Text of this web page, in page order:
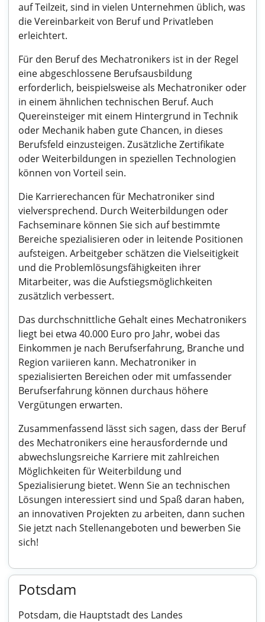
auf Teilzeit, sind in vielen Unternehmen üblich, was
die Vereinbarkeit von Beruf und Privatleben
erleichtert.
Für den Beruf des Mechatronikers ist in der Regel
eine abgeschlossene Berufsausbildung
erforderlich, beispielsweise als Mechatroniker oder
in einem ähnlichen technischen Beruf. Auch
Quereinsteiger mit einem Hintergrund in Technik
oder Mechanik haben gute Chancen, in dieses
Berufsfeld einzusteigen. Zusätzliche Zertifikate
oder Weiterbildungen in speziellen Technologien
können von Vorteil sein.
Die Karrierechancen für Mechatroniker sind
vielversprechend. Durch Weiterbildungen oder
Fachseminare können Sie sich auf bestimmte
Bereiche spezialisieren oder in leitende Positionen
aufsteigen. Arbeitgeber schätzen die Vielseitigkeit
und die Problemlösungsfähigkeiten ihrer
Mitarbeiter, was die Aufstiegsmöglichkeiten
zusätzlich verbessert.
Das durchschnittliche Gehalt eines Mechatronikers
liegt bei etwa 40.000 Euro pro Jahr, wobei das
Einkommen je nach Berufserfahrung, Branche und
Region variieren kann. Mechatroniker in
spezialisierten Bereichen oder mit umfassender
Berufserfahrung können durchaus höhere
Vergütungen erwarten.
Zusammenfassend lässt sich sagen, dass der Beruf
des Mechatronikers eine herausfordernde und
abwechslungsreiche Karriere mit zahlreichen
Möglichkeiten für Weiterbildung und
Spezialisierung bietet. Wenn Sie an technischen
Lösungen interessiert sind und Spaß daran haben,
an innovativen Projekten zu arbeiten, dann suchen
Sie jetzt nach Stellenangeboten und bewerben Sie
sich!
Potsdam
Potsdam, die Hauptstadt des Landes